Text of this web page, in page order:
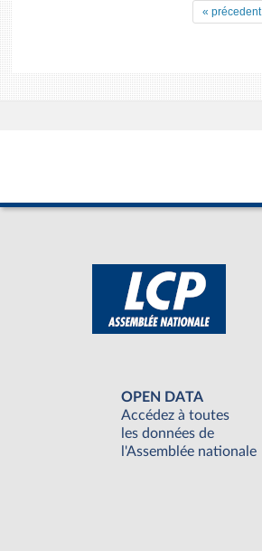
« précedent
OPEN DATA
Accédez à toutes
les données de
l'Assemblée nationale